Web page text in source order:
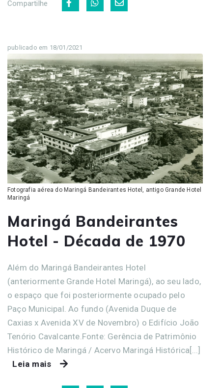
Compartilhe
publicado em 18/01/2021
Fotografia aérea do Maringá Bandeirantes Hotel, antigo Grande Hotel
Maringá
Maringá Bandeirantes
Hotel - Década de 1970
Além do Maringá Bandeirantes Hotel
(anteriormente Grande Hotel Maringá), ao seu lado,
o espaço que foi posteriormente ocupado pelo
Paço Municipal. Ao fundo (Avenida Duque de
Caxias x Avenida XV de Novembro) o Edifício João
Tenório Cavalcante.Fonte: Gerência de Patrimônio
Histórico de Maringá / Acervo Maringá Histórica[...]
Leia mais